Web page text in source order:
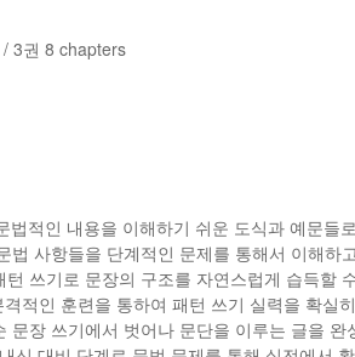
3권 8 chapters
법적인 내용을 이해하기 쉬운 도식과 예문들
법 사항들을 단계적인 문제를 통해서 이해하
쓰기로 문장의 구조를 자연스럽게 습득할
적인 훈련을 통하여 패턴 쓰기 실력을 확실
문장 쓰기에서 벗어나 문단을 이루는 글을 완